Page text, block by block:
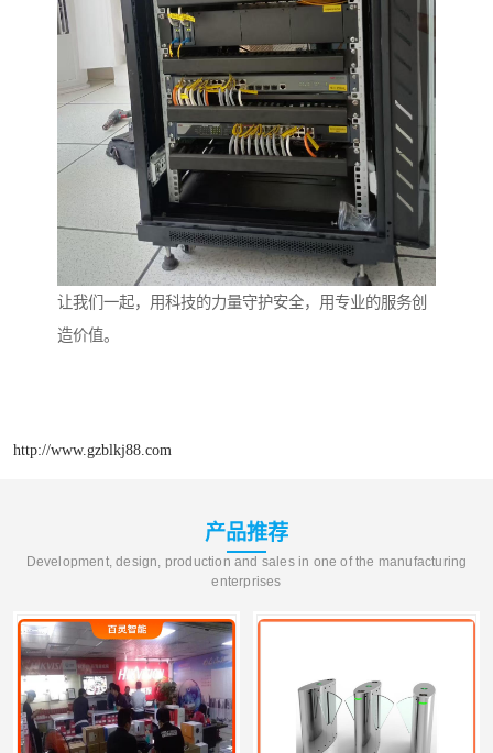
让我们一起，用科技的力量守护安全，用专业的服务创
造价值。
http://www.gzblkj88.com
产品推荐
Development, design, production and sales in one of the manufacturing
enterprises